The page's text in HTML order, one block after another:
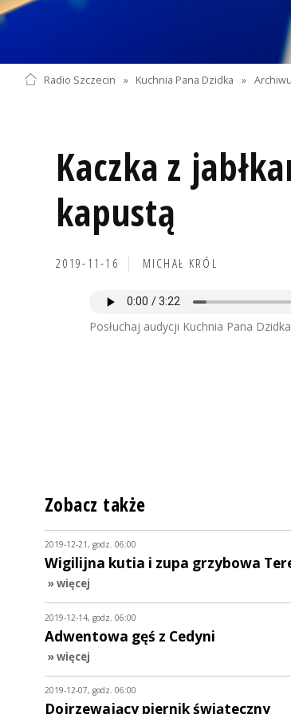
Radio Szczecin » Kuchnia Pana Dzidka »
Kaczka z
kapustą
2019-11-16 MICHAŁ KRÓL
Posłuchaj audycji Kuchnia Pana
Zobacz także
2019-12-21, godz. 06:00
Wigilijna kutia i zupa grzybowa
» więcej
2019-12-14, godz. 06:00
Adwentowa gęś z Cedyni
» więcej
2019-12-07, godz. 06:00
Dojrzewający piernik świąteczny